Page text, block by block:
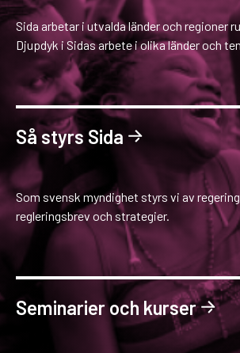
Sida arbetar i utvalda länder och regioner
Djupdyk i Sidas arbete i olika länder och
Så styrs Sida
Som svensk myndighet styrs vi av
regleringsbrev och strategier.
Seminarier och kurser